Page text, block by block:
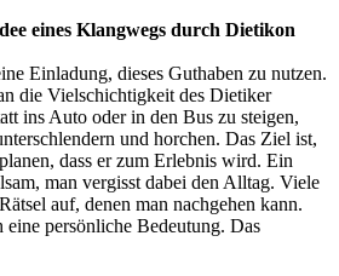
eines Klangwegs durch Dietikon
Einladung, dieses Guthaben zu nutzen.
die Vielschichtigkeit des Dietiker
ins Auto oder in den Bus zu steigen,
und horchen. Das Ziel ist,
dass er zum Erlebnis wird. Ein
man vergisst dabei den Alltag. Viele
auf, denen man nachgehen kann.
eine persönliche Bedeutung. Das